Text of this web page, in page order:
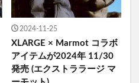
2024-11-25
XLARGE × Marmot コラボ
アイテムが2024年 11/30
発売 (エクストララージ マ